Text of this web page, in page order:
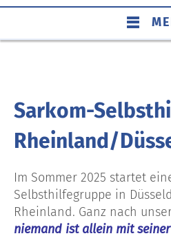
Sarkom-
Rheinland/
Im Sommer 2025 startet
Selbsthilfegruppe in
Rheinland. Ganz nach
niemand ist allein mit